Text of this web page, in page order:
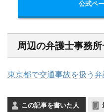
公式ペ
周辺の弁護士事務
東京都で交通事故を扱う
この記事を書いた人